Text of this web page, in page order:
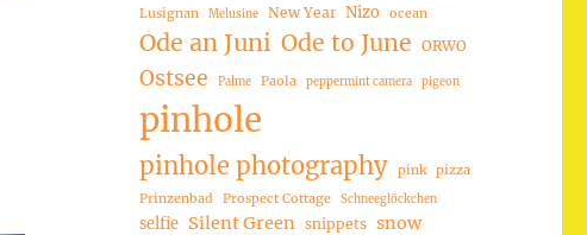
Lusignan Melusine New Year Nizo ocean
Ode an Juni Ode to June ORWO
Ostsee Palme Paola peppermint camera pigeon
pinhole
pinhole photography pink pizza
Prinzenbad
Prospect Cottage Schneeglöckchen
selfie Silent Green snippets snow